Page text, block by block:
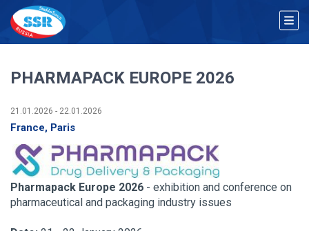
PHARMAPACK EUROPE 2026
21.01.2026 - 22.01.2026
France, Paris
Pharmapack Europe 2026 - exhibition and conference on
pharmaceutical and packaging industry issues